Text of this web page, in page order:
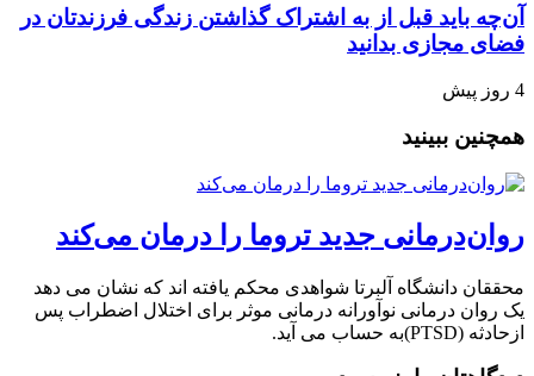
آن‌چه باید قبل از به اشتراک گذاشتن زندگی فرزندتان در
فضای مجازی بدانید
4 روز پیش
همچنین ببینید
روان‌درمانی جدید تروما را درمان می‌کند
محققان دانشگاه آلبرتا شواهدی محکم یافته اند که نشان می دهد
یک روان درمانی نوآورانه درمانی موثر برای اختلال اضطراب پس
ازحادثه (PTSD)به حساب می آید.